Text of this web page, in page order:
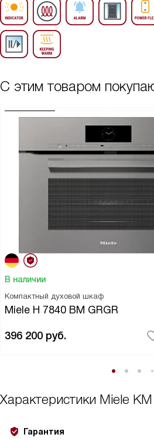
С этим товаром
В наличии
Компактный духовой шкаф
Miele H 7840 BM GRGR
396 200 руб.
Характеристики Miele
Гарантия